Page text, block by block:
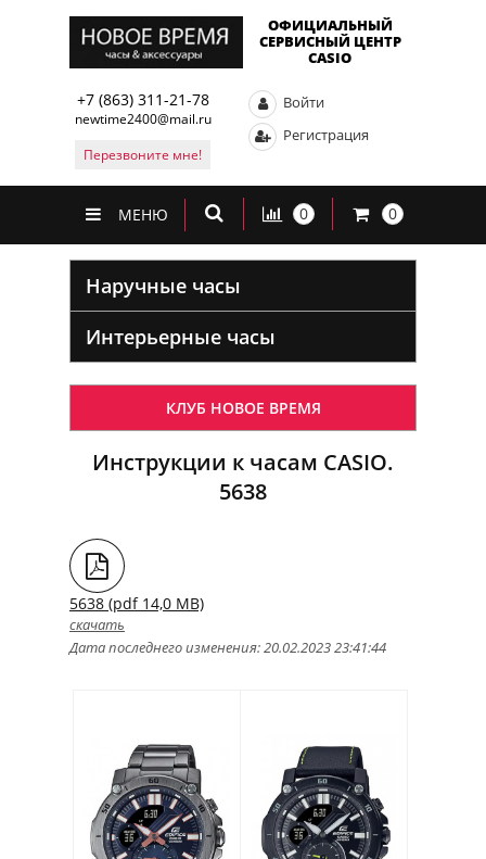
ОФИЦИАЛЬНЫЙ
СЕРВИСНЫЙ ЦЕНТР
CASIO
+7 (863) 311-21-78
newtime2400@mail.ru
Перезвоните мне!
Войти
Регистрация
МЕНЮ 0 0
Наручные часы
Интерьерные часы
КЛУБ НОВОЕ ВРЕМЯ
Инструкции к часам CASIO.
5638
5638 (pdf 14,0 MB)
скачать
Дата последнего изменения: 20.02.2023 23:41:44